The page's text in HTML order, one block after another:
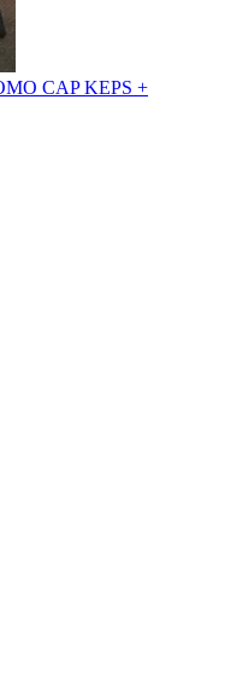
CAP KEPS +